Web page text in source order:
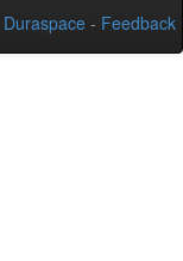
Duraspace - Feedback